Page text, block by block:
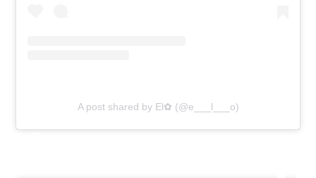
A post shared by El✿ (@e___l___o)